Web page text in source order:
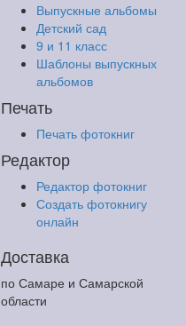
Выпускные альбомы
Детский сад
9 и 11 класс
Шаблоны выпускных
альбомов
Печать
Печать фотокниг
Редактор
Редактор фотокниг
Создать фотокнигу
онлайн
Доставка
по Самаре и Самарской
области